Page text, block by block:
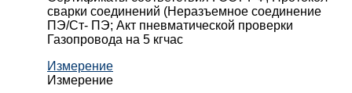
сварки соединений (Неразъемное соединение
ПЭ/Ст- ПЭ; Акт пневматической проверки
Газопровода на 5 кгчас
Измерение
Измерение